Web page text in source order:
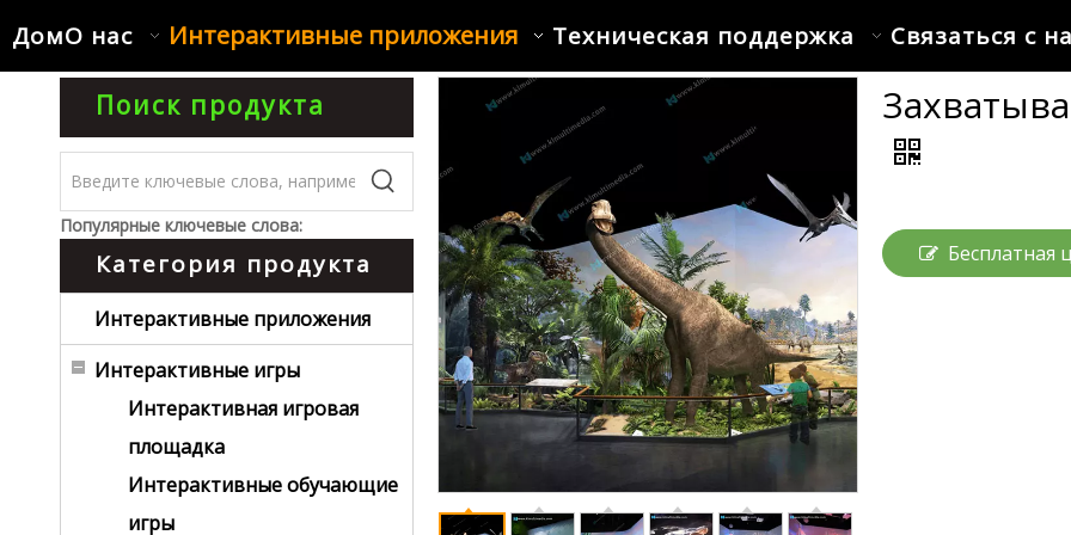
ДомО нас Интерактивные приложения Техническая поддержка Связаться с
Поиск продукта
Популярные ключевые слова:
Категория продукта
Интерактивные приложения
Интерактивные игры
Интерактивная игровая
площадка
Интерактивные обучающие
игры
Бесплатная